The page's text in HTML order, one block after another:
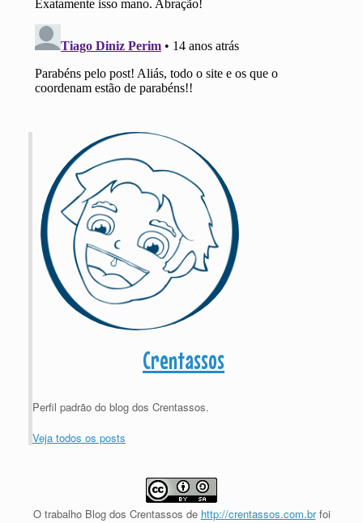
Crentassos
Perfil padrão do blog dos Crentassos.
Veja todos os posts
O trabalho Blog dos Crentassos de http://crentassos.com.brfoi